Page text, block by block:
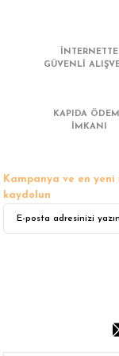
Ürün
Bu ürüne benzer
İNTERNETTE
GÜVENLİ
KAPIDA
İMKANI
Kampanya ve en
kaydolun